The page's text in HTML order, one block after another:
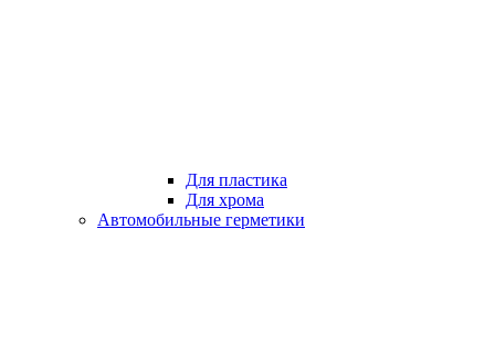
Для пластика
Для хрома
Автомобильные герметики